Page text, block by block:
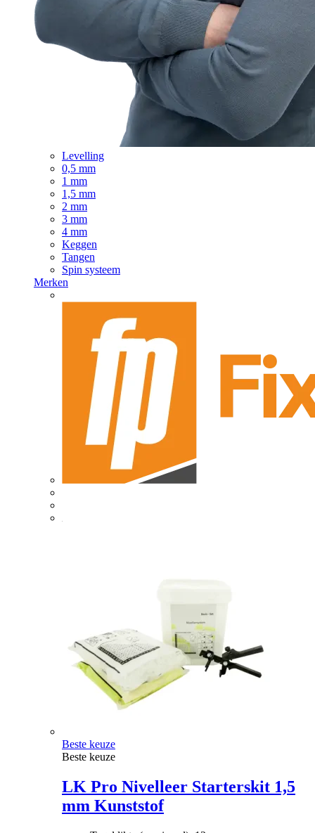
Levelling
0,5 mm
1 mm
1,5 mm
2 mm
3 mm
4 mm
Keggen
Tangen
Spin systeem
Merken
Beste keuze
Beste keuze
LK Pro Nivelleer Starterskit 1,5
mm Kunststof